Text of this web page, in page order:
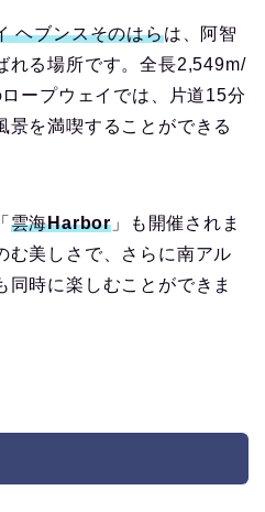
ヘブンスそのはらは、阿智
れる場所です。全長2,549m/
ープウェイでは、片道15分
景を満喫することができる
雲海Harbor 」も開催されま
む美しさで、さらに南アル
同時に楽しむことができま